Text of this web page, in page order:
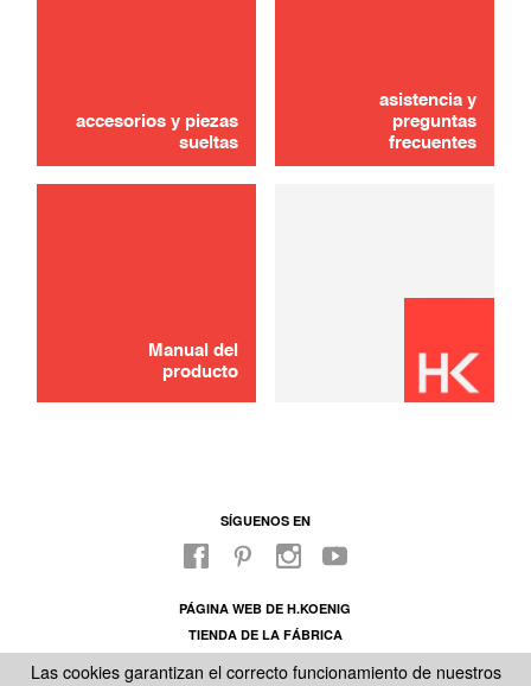
accesorios y piezas
sueltas
asistencia y
preguntas
frecuentes
Manual del
producto
AÑADIR A LA CESTA
usar
SÍGUENOS EN
PÁGINA WEB DE H.KOENIG
TIENDA DE LA FÁBRICA
Las cookies garantizan el correcto funcionamiento de nuestros